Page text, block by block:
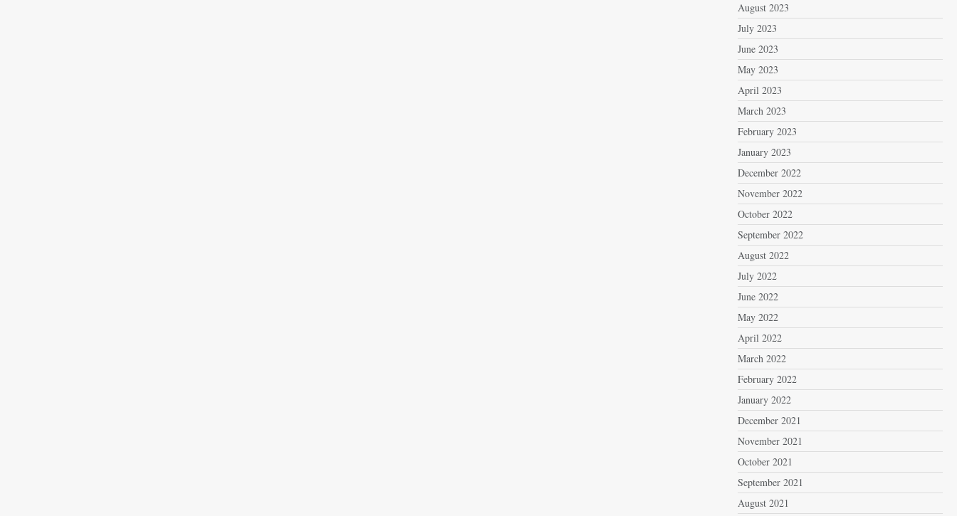
August 2023
July 2023
June 2023
May 2023
April 2023
March 2023
February 2023
January 2023
December 2022
November 2022
October 2022
September 2022
August 2022
July 2022
June 2022
May 2022
April 2022
March 2022
February 2022
January 2022
December 2021
November 2021
October 2021
September 2021
August 2021